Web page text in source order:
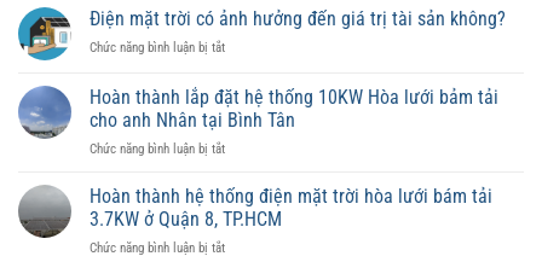
năng
mặt
có
lưu
chọn
công
suất
NLMT
phù
từng
tích
Điện mặt trời có ảnh hưởng đến giá trị tài sản không?
Chức năng bình luận bị tắtở
mặt
trời
có
ảnh
đến
giá
tài
Hoàn thành lắp đặt hệ thống 10KW Hòa lưới bảm tải
cho anh Nhân tại Bình Tân
Chức năng bình luận bị tắtở
thành
lắp
đặt
hệ
Hoàn thành hệ thống điện mặt trời hòa lưới bám tải
3.7KW ở Quận 8, TP.HCM
Chức năng bình luận bị tắtở